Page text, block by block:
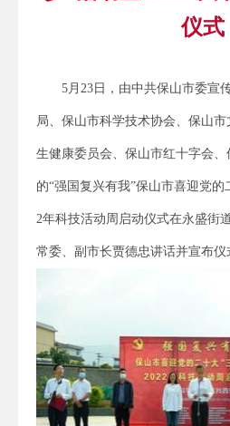
仪式
5月23日，由中共保山市委宣
局、保山市科学技术协会、保山
生健康委员会、保山市红十字会
的“强国复兴有我”保山市喜迎党的
2年科技活动周启动仪式在永盛街
常委、副市长贾德忠讲话并宣布仪